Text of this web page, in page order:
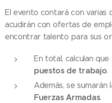
El evento contará con varias
acudirán con ofertas de
encontrar talento para sus
En total, calculan
puestos de trabajo.
Además, se sumarán
Fuerzas Armadas.